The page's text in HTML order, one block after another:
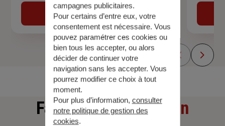
Découvrir
Faitesune simulation
campagnes publicitaires.
Pour certains d’entre eux, votre
consentement est nécessaire. Vous
pouvez paramétrer ces cookies ou
bien tous les accepter, ou alors
décider de continuer votre
navigation sans les accepter. Vous
pourrez modifier ce choix à tout
moment.
Pour plus d’information, consulter
notre politique de gestion des
cookies.